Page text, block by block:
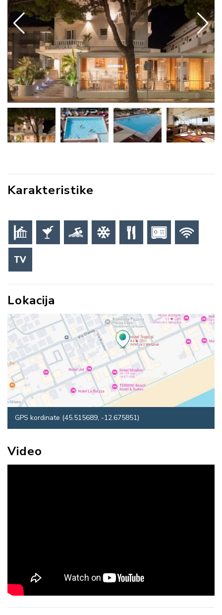
Karakteristike
Lokacija
GPS kordinate (45.515689, -12.675851)
Video